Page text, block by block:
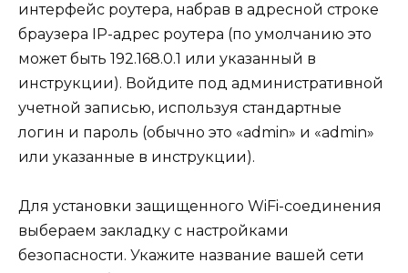
интерфейс роутера, набрав в адресной строке
браузера IP-адрес роутера (по умолчанию это
может быть 192.168.0.1 или указанный в
инструкции). Войдите под административной
учетной записью, используя стандартные
логин и пароль (обычно это «admin» и «admin»
или указанные в инструкции).
Для установки защищенного WiFi-соединения
выбераем закладку с настройками
безопасности. Укажите название вашей сети